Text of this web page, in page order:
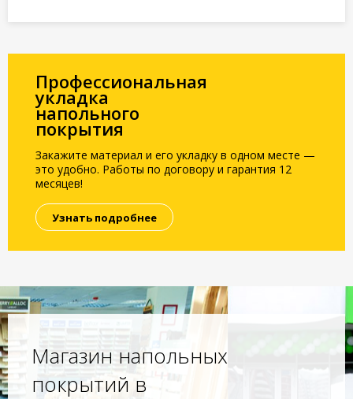
Профессиональная
укладка
напольного
покрытия
Закажите материал и его укладку в одном месте —
это удобно. Работы по договору и гарантия 12
месяцев!
Узнать подробнее
Магазин напольных
покрытий в